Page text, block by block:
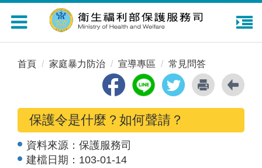
Toggle
navigation
首頁 家庭暴力防治 宣導專區 常見問答
保護令是什麼？如何聲請？
資料來源： 保護服務司
建檔日期： 103-01-14